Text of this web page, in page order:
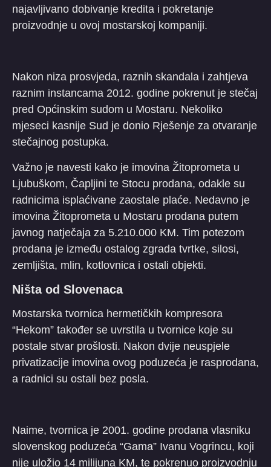
najavljivano dobivanje kredita i pokretanje
proizvodnje u ovoj mostarskoj kompaniji.
Nakon niza prosvjeda, raznih skandala i zahtjeva
raznim instancama 2012. godine pokrenut je stečaj
pred Općinskim sudom u Mostaru. Nekoliko
mjeseci kasnije Sud je donio Rješenje za otvaranje
stečajnog postupka.
Važno je navesti kako je imovina Žitoprometa u
Ljubuškom, Čapljini te Stocu prodana, odakle su
radnicima isplaćivane zaostale plaće. Nedavno je
imovina Žitoprometa u Mostaru prodana putem
javnog natječaja za 5.210.000 KM. Tim potezom
prodana je između ostalog zgrada tvrtke, silosi,
zemljišta, mlin, kotlovnica i ostali objekti.
Ništa od Slovenaca
Mostarska tvornica hermetičkih kompresora
“Hekom” također se uvrstila u tvornice koje su
postale stvar prošlosti. Nakon dvije neuspjele
privatizacije imovina ovog poduzeća je rasprodana,
a radnici su ostali bez posla.
Naime, tvornica je 2001. godine prodana vlasniku
slovenskog poduzeća “Gama” Ivanu Vogrincu, koji
nije uložio 14 milijuna KM, te pokrenuo proizvodnju